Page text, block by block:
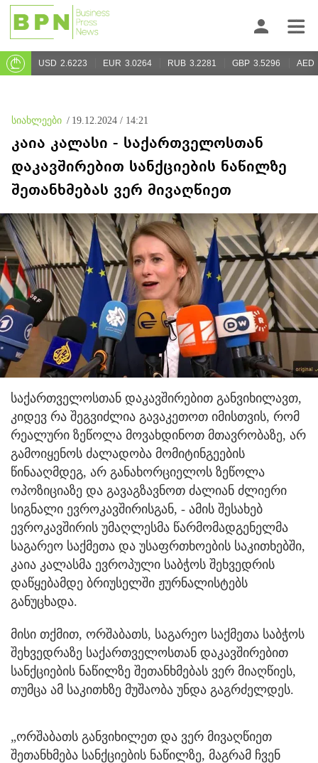
USD 2.6223 EUR 3.0264 RUB 3.2281 GBP 3.5296 AED
სიახლეები / 19.12.2024 / 14:21
კაია კალასი - საქართველოსთან
დაკავშირებით სანქციების ნაწილზე
შეთანხმებას ვერ მივაღწიეთ
საქართველოსთან დაკავშირებით განვიხილავთ,
კიდევ რა შეგვიძლია გავაკეთოთ იმისთვის, რომ
რეალური ზეწოლა მოვახდინოთ მთავრობაზე, არ
გამოიყენოს ძალადობა მომიტინგეების
წინააღმდეგ, არ განახორციელოს ზეწოლა
ოპოზიციაზე და გავაგზავნოთ ძალიან ძლიერი
სიგნალი ევროკავშირისგან, - ამის შესახებ
ევროკავშირის უმაღლესმა წარმომადგენელმა
საგარეო საქმეთა და უსაფრთხოების საკითხებში,
კაია კალასმა ევროპული საბჭოს შეხვედრის
დაწყებამდე ბრიუსელში ჟურნალისტებს
განუცხადა.
მისი თქმით, ორშაბათს, საგარეო საქმეთა საბჭოს
შეხვედრაზე საქართველოსთან დაკავშირებით
სანქციების ნაწილზე შეთანხმებას ვერ მიაღწიეს,
თუმცა ამ საკითხზე მუშაობა უნდა გაგრძელდეს.
„ორშაბათს განვიხილეთ და ვერ მივაღწიეთ
შეთანხმება სანქციების ნაწილზე, მაგრამ ჩვენ